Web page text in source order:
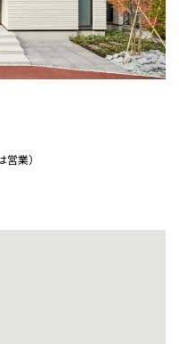
営業）
の方でも現住所の有るお近
。移住の計画の方もご相談対